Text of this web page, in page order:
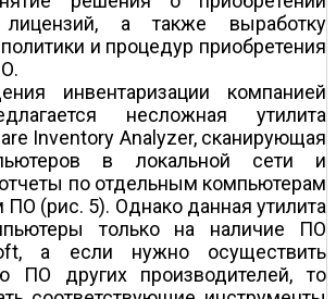
а также выработку
и процедур приобретения
инвентаризации компанией
несложная утилита
Inventory Analyzer, сканирующая
в локальной сети и
по отдельным компьютерам
ПО (рис. 5). Однако данная утилита
только на наличие ПО
а если нужно осуществить
ПО других производителей, то